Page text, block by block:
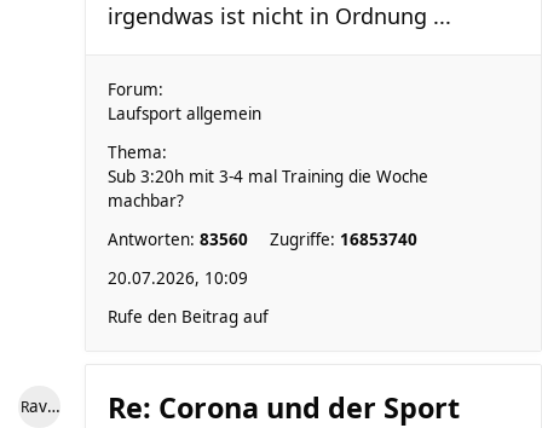
irgendwas ist nicht in Ordnung ...
Forum:
Laufsport allgemein
Thema:
Sub 3:20h mit 3-4 mal Training die Woche
machbar?
Antworten: 83560 Zugriffe: 16853740
20.07.2026, 10:09
Rufe den Beitrag auf
RaviniII Re: Corona und der Sport